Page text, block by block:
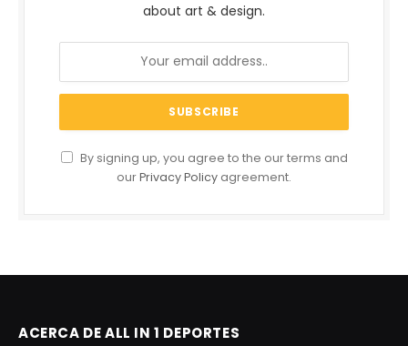
about art & design.
By signing up, you agree to the our terms and
ourPrivacy Policy agreement.
ACERCA DE ALL IN 1 DEPORTES